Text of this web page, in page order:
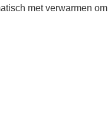
met verwarmen om